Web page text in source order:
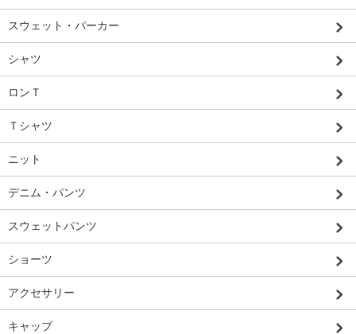
スウェット・パーカー
シャツ
ロンＴ
Ｔシャツ
ニット
デニム・パンツ
スウェットパンツ
ショーツ
アクセサリー
キャップ